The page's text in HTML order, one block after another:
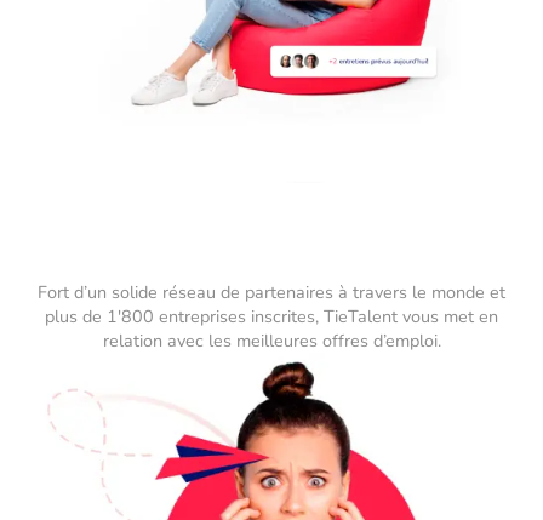
Fort d’un solide réseau de partenaires à travers le monde et
plus de 1'800 entreprises inscrites, TieTalent vous met en
relation avec les meilleures offres d’emploi.